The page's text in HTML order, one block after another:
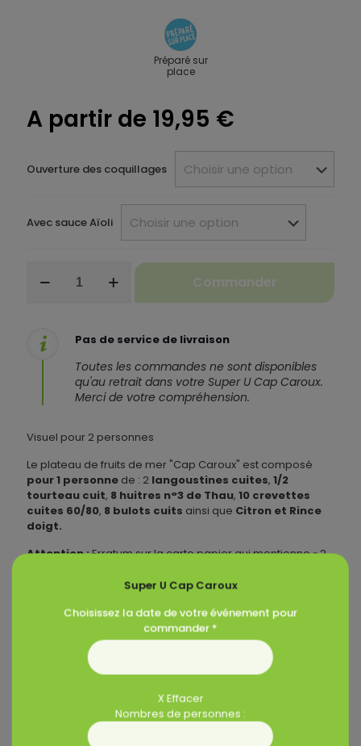
Préparé sur
place
A partir de 19,95 €
Ouverture des coquillages
Avec sauce Aïoli
Commander
Pas de service de livraison
Toutes les commandes ne sont disponibles
qu'au retrait dans votre Super U Cap Caroux.
Merci de votre compréhension.
Visuel pour 2 personnes
Le plateau de fruits de mer "Cap Caroux" est composé
pour 1 personne de : 2 langoustines cuites, 1/2
tourteau cuit, 8 huitres n°3 de Thau, 10 crevettes
cuites 60/80, 8 bulots cuits ainsi que Citron et Rince
doigt.
Attention :Erratum sur la carte papier qui mentionne « 2
Crustacés
Super U Cap Caroux
Choisissez la date de votre événement pour
commander *
X Effacer
Nombres de personnes :